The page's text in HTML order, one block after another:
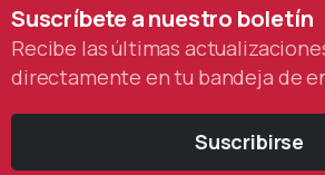
Suscríbeteanuestro boletín
Recibe las últimas
directamente en tu bandeja de
Suscribirse